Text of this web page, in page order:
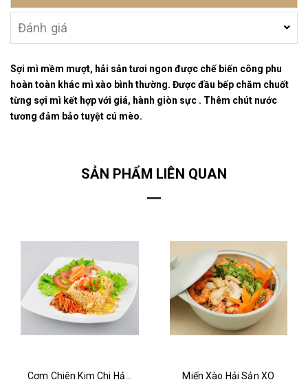
Đánh giá
Sợi mì mềm mượt, hải sản tươi ngon được chế biến công phu
hoàn toàn khác mì xào bình thường. Được đầu bếp chăm chuốt
từng sợi mì kết hợp với giá, hành giòn sực . Thêm chút nước
tương đảm bảo tuyệt cú mèo.
SẢN PHẨM LIÊN QUAN
Miến Xào Hải Sản XO